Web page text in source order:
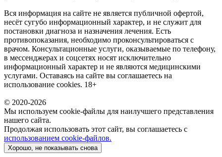
Вся информация на сайте не является публичной офертой,
несёт сугубо информационный характер, и не служит для
постановки диагноза и назначения лечения. Есть
противопоказания, необходимо проконсультироваться с
врачом. Консультационные услуги, оказываемые по телефону,
в мессенджерах и соцсетях носят исключительно
информационный характер и не являются медицинскими
услугами. Оставаясь на сайте вы соглашаетесь на
использование cookies. 18+
© 2020-2026
Мы используем cookie-файлы для наилучшего представления
нашего сайта.
Продолжая использовать этот сайт, вы соглашаетесь с
использованием cookie-файлов.
Хорошо, не показывать снова